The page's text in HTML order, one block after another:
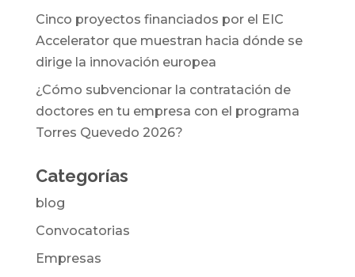
Cinco proyectos financiados por el EIC
Accelerator que muestran hacia dónde se
dirige la innovación europea
¿Cómo subvencionar la contratación de
doctores en tu empresa con el programa
Torres Quevedo 2026?
Categorías
blog
Convocatorias
Empresas